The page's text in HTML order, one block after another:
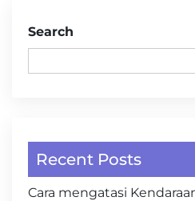
Search
Recent Posts
Cara mengatasi